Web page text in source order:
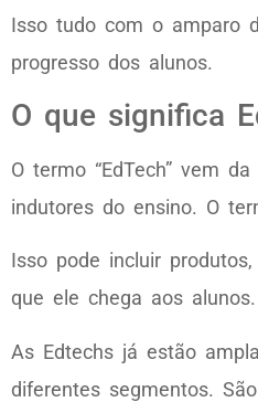
Isso tudo com o amparo
progresso dos alunos.
O que significa
O termo “EdTech” vem
indutores do ensino. O
Isso pode incluir
que ele chega aos alunos.
As Edtechs já estão
diferentes segmentos.